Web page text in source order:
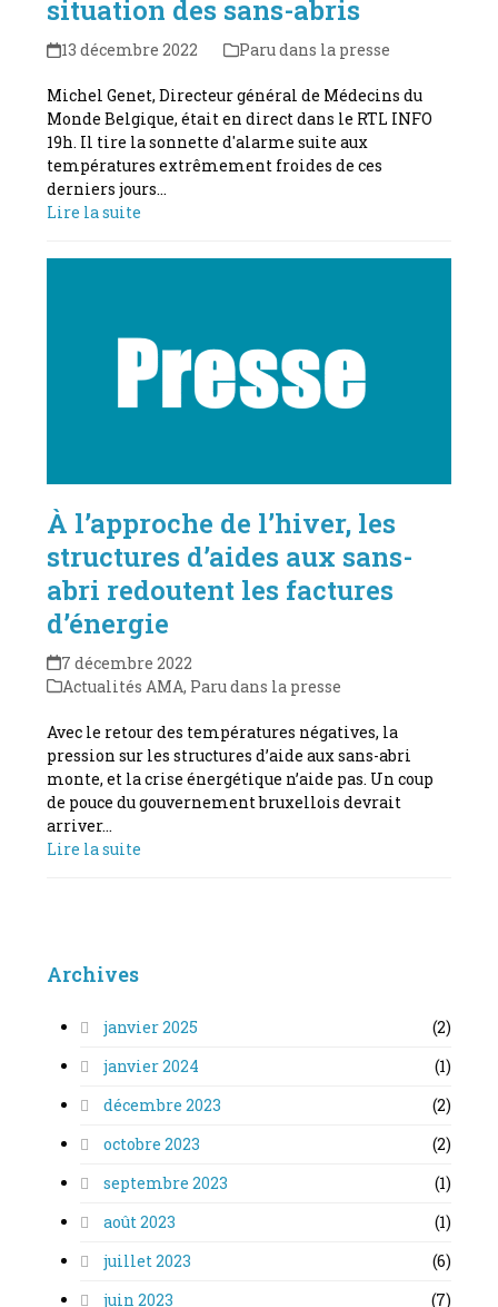
situation des sans-abris
13 décembre 2022 Paru dans la presse
Michel Genet, Directeur général de Médecins du
Monde Belgique, était en direct dans le RTL INFO
19h. Il tire la sonnette d'alarme suite aux
températures extrêmement froides de ces
derniers jours…
Lire la suite
À l’approche de l’hiver, les
structures d’aides aux sans-
abri redoutent les factures
d’énergie
7 décembre 2022
Actualités AMA, Paru dans la presse
Avec le retour des températures négatives, la
pression sur les structures d’aide aux sans-abri
monte, et la crise énergétique n’aide pas. Un coup
de pouce du gouvernement bruxellois devrait
arriver…
Lire la suite
Archives
janvier 2025
(2)
janvier 2024
(1)
décembre 2023
(2)
octobre 2023
(2)
septembre 2023
(1)
août 2023
(1)
juillet 2023
(6)
juin 2023
(7)